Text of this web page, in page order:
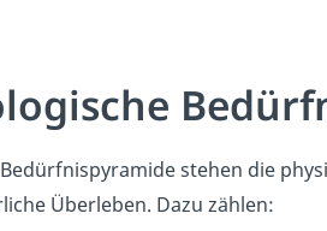
stehen die
Überleben. Dazu zählen: